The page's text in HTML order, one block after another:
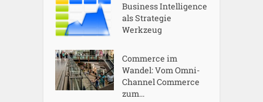
Business Intelligence
als Strategie
Werkzeug
Commerce im
Wandel: Vom Omni-
Channel Commerce
zum...